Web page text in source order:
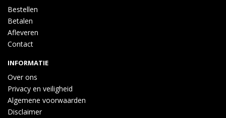
Bestellen
Betalen
Afleveren
Contact
INFORMATIE
Over ons
Privacy en veiligheid
Algemene voorwaarden
Disclaimer